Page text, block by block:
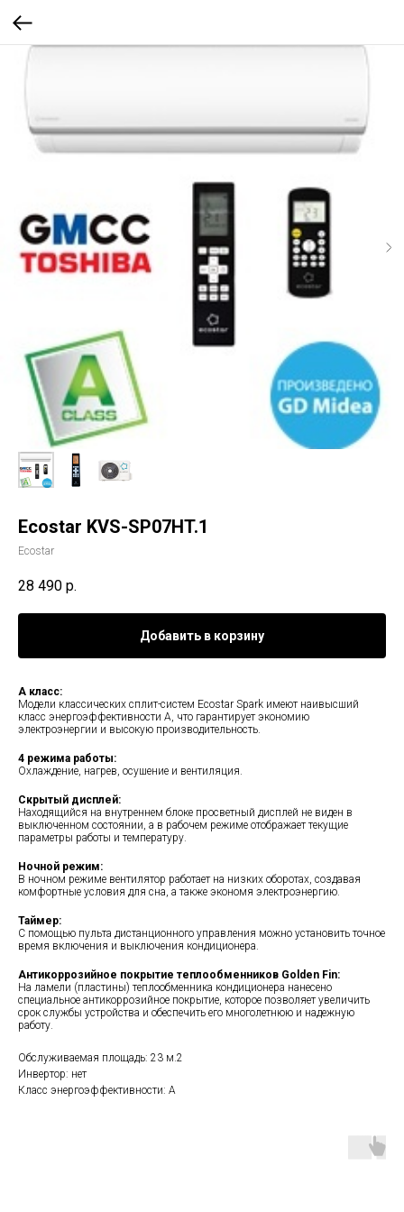
Ecostar KVS-SP07HT.1
Ecostar
28 490 р.
Добавить в корзину
А класс:
Модели классических сплит-систем Ecostar Spark имеют наивысший
класс энергоэффективности А, что гарантирует экономию
электроэнергии и высокую производительность.
4 режима работы:
Охлаждение, нагрев, осушение и вентиляция.
Скрытый дисплей:
Находящийся на внутреннем блоке просветный дисплей не виден в
выключенном состоянии, а в рабочем режиме отображает текущие
параметры работы и температуру.
Ночной режим:
В ночном режиме вентилятор работает на низких оборотах, создавая
комфортные условия для сна, а также экономя электроэнергию.
Таймер:
С помощью пульта дистанционного управления можно установить точное
время включения и выключения кондиционера.
Антикоррозийное покрытие теплообменников Golden Fin:
На ламели (пластины) теплообменника кондиционера нанесено
специальное антикоррозийное покрытие, которое позволяет увеличить
срок службы устройства и обеспечить его многолетнюю и надежную
работу.
Обслуживаемая площадь: 23 м.2
Инвертор: нет
Класс энергоэффективности: А